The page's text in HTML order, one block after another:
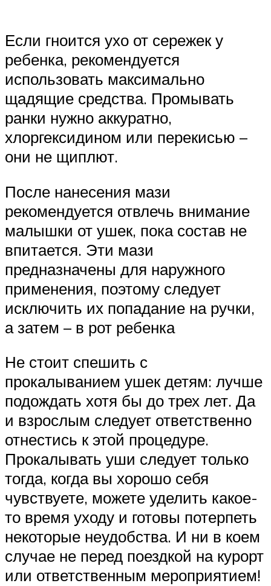
Если гноится ухо от сережек у
ребенка, рекомендуется
использовать максимально
щадящие средства. Промывать
ранки нужно аккуратно,
хлоргексидином или перекисью –
они не щиплют.
После нанесения мази
рекомендуется отвлечь внимание
малышки от ушек, пока состав не
впитается. Эти мази
предназначены для наружного
применения, поэтому следует
исключить их попадание на ручки,
а затем – в рот ребенка
Не стоит спешить с
прокалыванием ушек детям: лучше
подождать хотя бы до трех лет. Да
и взрослым следует ответственно
отнестись к этой процедуре.
Прокалывать уши следует только
тогда, когда вы хорошо себя
чувствуете, можете уделить какое-
то время уходу и готовы потерпеть
некоторые неудобства. И ни в коем
случае не перед поездкой на курорт
или ответственным мероприятием!